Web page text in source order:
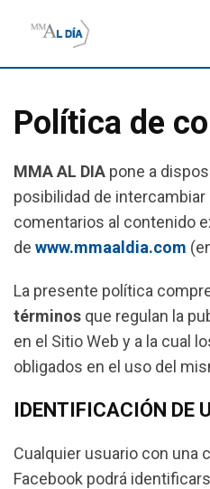
Política de
MMA AL DIA pone a
posibilidad de
comentarios al contenido
de www.mmaaldia.com
La presente política
términos que regulan la
en el Sitio Web y a la cual
obligados en el uso del
IDENTIFICACIÓN DE
Cualquier usuario con una
Facebook podrá